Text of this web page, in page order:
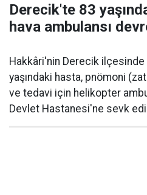
Derecik'te 83
hava ambulansı
Hakkâri'nin Derecik ilçesinde
yaşındaki hasta, pnömoni
ve tedavi için helikopter
Devlet Hastanesi'ne sevk